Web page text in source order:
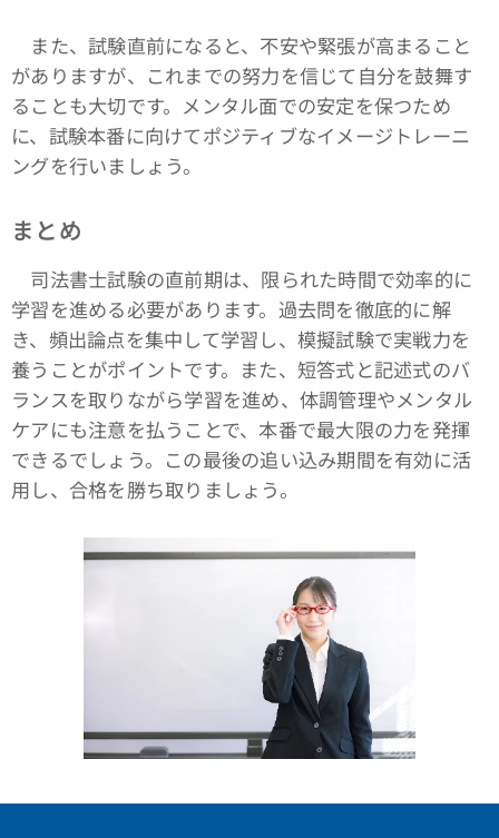
また、試験直前になると、不安や緊張が高まること
がありますが、これまでの努力を信じて自分を鼓舞す
ることも大切です。メンタル面での安定を保つため
に、試験本番に向けてポジティブなイメージトレーニ
ングを行いましょう。
まとめ
司法書士試験の直前期は、限られた時間で効率的に
学習を進める必要があります。過去問を徹底的に解
き、頻出論点を集中して学習し、模擬試験で実戦力を
養うことがポイントです。また、短答式と記述式のバ
ランスを取りながら学習を進め、体調管理やメンタル
ケアにも注意を払うことで、本番で最大限の力を発揮
できるでしょう。この最後の追い込み期間を有効に活
用し、合格を勝ち取りましょう。